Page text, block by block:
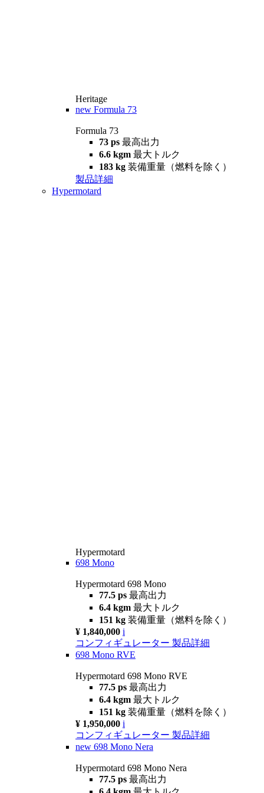
Heritage
new Formula 73
Formula 73
73 ps 最高出力
6.6 kgm 最大トルク
183 kg 装備重量（燃料を除く）
製品詳細
Hypermotard
Hypermotard
698 Mono
Hypermotard 698 Mono
77.5 ps 最高出力
6.4 kgm 最大トルク
151 kg 装備重量（燃料を除く）
¥ 1,840,000 i
コンフィギュレーター 製品詳細
698 Mono RVE
Hypermotard 698 Mono RVE
77.5 ps 最高出力
6.4 kgm 最大トルク
151 kg 装備重量（燃料を除く）
¥ 1,950,000 i
コンフィギュレーター 製品詳細
new 698 Mono Nera
Hypermotard 698 Mono Nera
77.5 ps 最高出力